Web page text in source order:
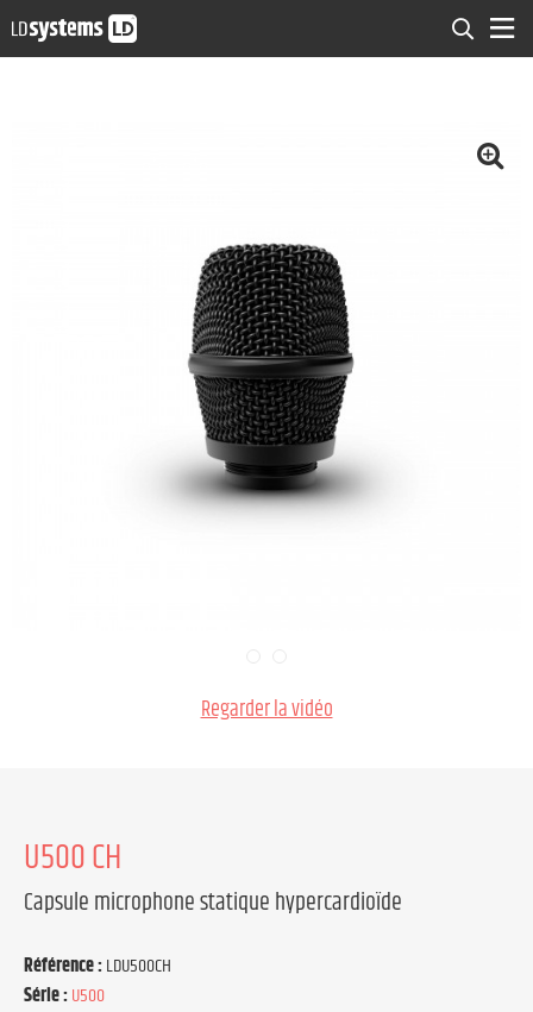
Regarder la vidéo
U500 CH
Capsule microphone statique hypercardioïde
Référence :LDU500CH
Série :U500